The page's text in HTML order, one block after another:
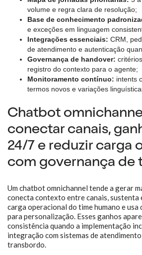
volume e regra clara de resolução;
Base de conhecimento
e exceções em linguagem
Integrações essenciais: CRM,
de atendimento e autenticação
Governança de handover:
registro do contexto para o agente;
Monitoramento contínuo: intents
termos novos e variações
Chatbot
conectar canais,
24/7 e reduzir carga
com governança de
Um chatbot omnichannel tende a gerar
conecta contexto entre canais, sustenta
carga operacional do time humano e usa
para personalização. Esses ganhos
consistência quando a implementação
integração com sistemas de
transbordo.